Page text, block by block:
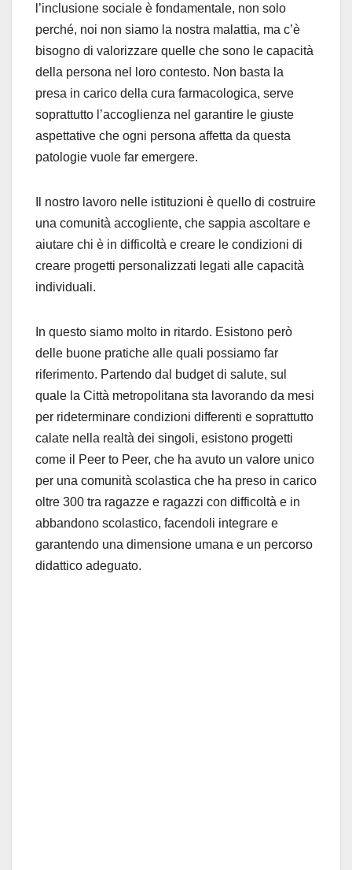
l’inclusione sociale è fondamentale, non solo
perché, noi non siamo la nostra malattia, ma c’è
bisogno di valorizzare quelle che sono le capacità
della persona nel loro contesto. Non basta la
presa in carico della cura farmacologica, serve
soprattutto l’accoglienza nel garantire le giuste
aspettative che ogni persona affetta da questa
patologie vuole far emergere.
Il nostro lavoro nelle istituzioni è quello di costruire
una comunità accogliente, che sappia ascoltare e
aiutare chi è in difficoltà e creare le condizioni di
creare progetti personalizzati legati alle capacità
individuali.
In questo siamo molto in ritardo. Esistono però
delle buone pratiche alle quali possiamo far
riferimento. Partendo dal budget di salute, sul
quale la Città metropolitana sta lavorando da mesi
per rideterminare condizioni differenti e soprattutto
calate nella realtà dei singoli, esistono progetti
come il Peer to Peer, che ha avuto un valore unico
per una comunità scolastica che ha preso in carico
oltre 300 tra ragazze e ragazzi con difficoltà e in
abbandono scolastico, facendoli integrare e
garantendo una dimensione umana e un percorso
didattico adeguato.